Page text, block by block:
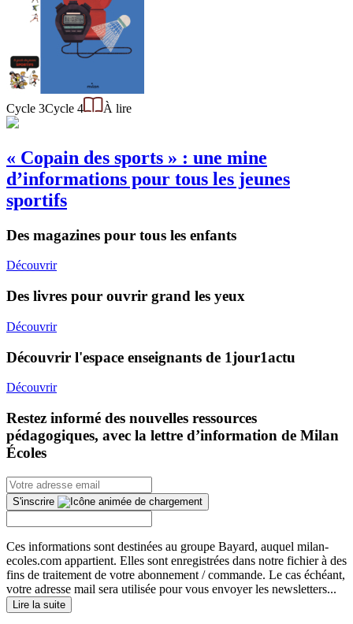
Cycle 3Cycle 4 À lire
« Copain des sports » : une mine
d’informations pour tous les jeunes
sportifs
Des magazines pour tous les enfants
Découvrir
Des livres pour ouvrir grand les yeux
Découvrir
Découvrir l'espace enseignants de 1jour1actu
Découvrir
Restez informé des nouvelles ressources
pédagogiques, avec la lettre d’information de Milan
Écoles
S'inscrire
Ces informations sont destinées au groupe Bayard, auquel milan-
ecoles.com appartient. Elles sont enregistrées dans notre fichier à des
fins de traitement de votre abonnement / commande. Le cas échéant,
votre adresse mail sera utilisée pour vous envoyer les newsletters...
Lire la suite